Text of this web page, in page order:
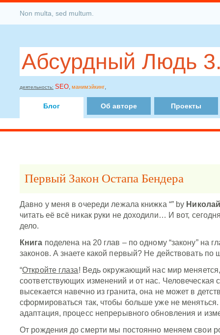
Non multa, sed multum.
Абсурдный Людь
деятельность: SEO, манимэйкинг,
Блог Об авторе Проекты
Первый Закон Остапа Бендера
Давно у меня в очереди лежала книжка “” by
читать её всё никак руки не доходили… И вот,
дело.
Книга поделена на 20 глав – по одному “закону” на
законов. А знаете какой первый? Не действовать
“Откройте глаза! Ведь окружающий нас мир
соответствующих изменений и от нас. Человеческая
высекается навечно из гранита, она не может в
сформироваться так, чтобы больше уже не
адаптация, процесс непрерывного обновления и
От рождения до смерти мы постоянно меняем свои